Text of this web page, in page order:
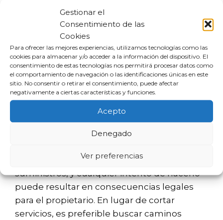
Gestionar el
Consentimiento de las
Cookies
Para ofrecer las mejores experiencias, utilizamos tecnologías como las
cookies para almacenar y/o acceder a la información del dispositivo. El
consentimiento de estas tecnologías nos permitirá procesar datos como
el comportamiento de navegación o las identificaciones únicas en este
sitio. No consentir o retirar el consentimiento, puede afectar
negativamente a ciertas características y funciones.
Acepto
Denegado
Ver preferencias
ocupación en la propiedad.
Acciones legales:Considera llevar a
cabo un proceso legal si el inquilino no
responde a las notificaciones.
Es delito cortar la luz a un
inquilino
no es solo una medida extrema sino
La ley protege a los inquilinos de cortes de
suministros, y cualquier intento de hacerlo
puede resultar en consecuencias legales
para el propietario. En lugar de cortar
servicios, es preferible buscar caminos